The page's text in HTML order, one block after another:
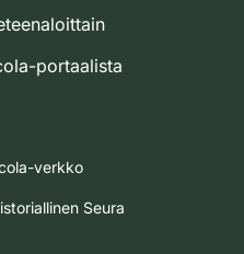
portaalista
verkko
Seura